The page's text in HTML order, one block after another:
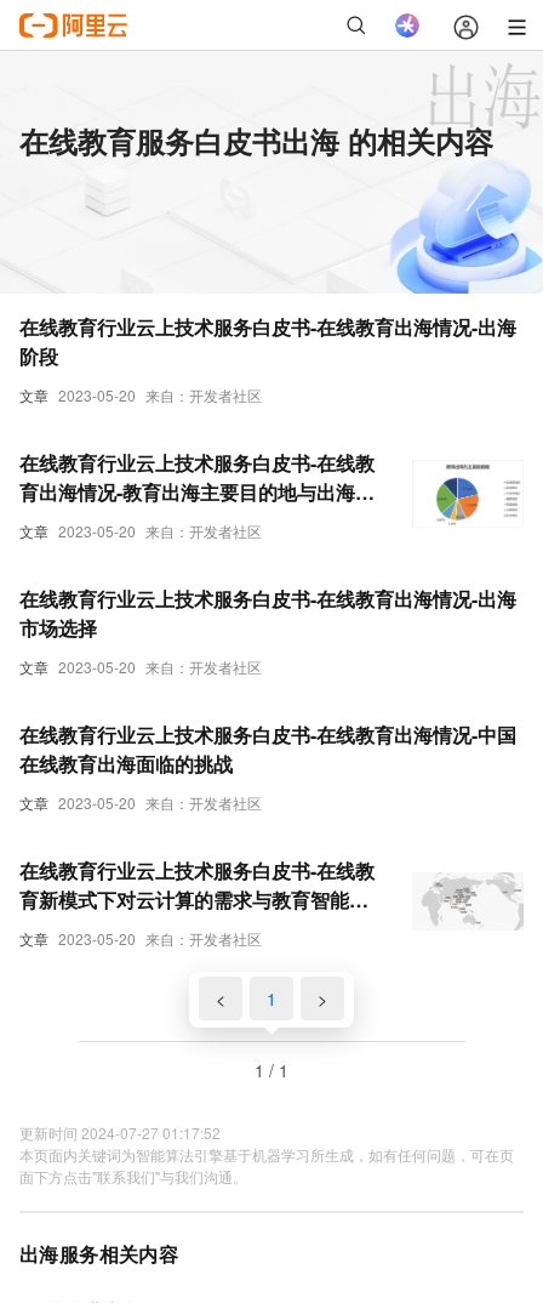
在线教育服务白皮书出海 的相关内容
文章 2023-05-20 来自：开发者社区
在线教育行业云上技术服务白皮书-在线教育出海情况-出海
阶段
文章 2023-05-20 来自：开发者社区
在线教育行业云上技术服务白皮书-在线教
育出海情况-教育出海主要目的地与出海优
势
文章 2023-05-20 来自：开发者社区
在线教育行业云上技术服务白皮书-在线教育出海情况-出海
市场选择
文章 2023-05-20 来自：开发者社区
在线教育行业云上技术服务白皮书-在线教育出海情况-中国
在线教育出海面临的挑战
文章 2023-05-20 来自：开发者社区
在线教育行业云上技术服务白皮书-在线教
育新模式下对云计算的需求与教育智能硬
件-出海场景对云计算的需求
< 1 >
1 / 1
更新时间 2024-07-27 01:17:52
本页面内关键词为智能算法引擎基于机器学习所生成，如有任何问题，可在页
面下方点击"联系我们"与我们沟通。
出海服务相关内容